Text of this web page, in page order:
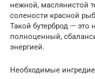
нежной, маслянистой
солености красной
Такой бутерброд — это
полноценный,
энергией.
Необходимые